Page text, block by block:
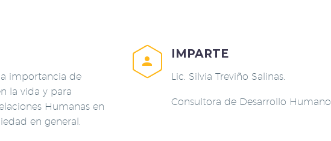
importancia de
la vida y para
Humanas en
en general.


IMPARTE
Lic. Silvia Treviño Salinas.
Consultora de Desarrollo